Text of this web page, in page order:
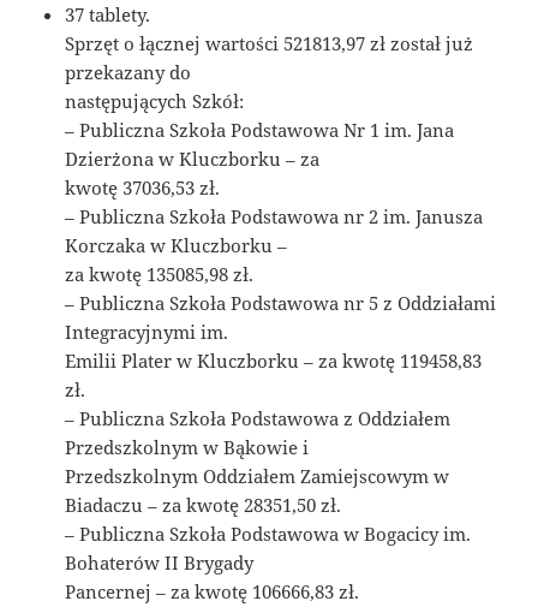
37 tablety.
Sprzęt o łącznej wartości 521813,97 zł został już
przekazany do
następujących Szkół:
– Publiczna Szkoła Podstawowa Nr 1 im. Jana
Dzierżona w Kluczborku – za
kwotę 37036,53 zł.
– Publiczna Szkoła Podstawowa nr 2 im. Janusza
Korczaka w Kluczborku –
za kwotę 135085,98 zł.
– Publiczna Szkoła Podstawowa nr 5 z Oddziałami
Integracyjnymi im.
Emilii Plater w Kluczborku – za kwotę 119458,83
zł.
– Publiczna Szkoła Podstawowa z Oddziałem
Przedszkolnym w Bąkowie i
Przedszkolnym Oddziałem Zamiejscowym w
Biadaczu – za kwotę 28351,50 zł.
– Publiczna Szkoła Podstawowa w Bogacicy im.
Bohaterów II Brygady
Pancernej – za kwotę 106666,83 zł.